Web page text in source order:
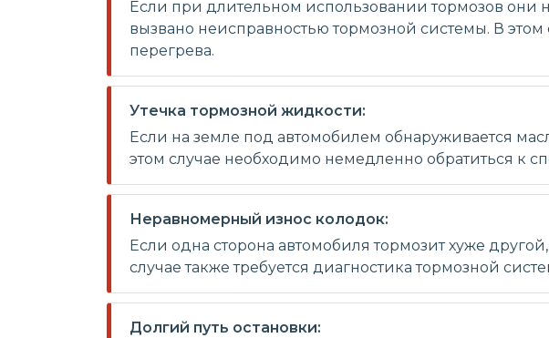
Если при длительном использовании тормозов они
вызвано неисправностью тормозной системы. В
перегрева.
Утечка тормозной жидкости:
Если на земле под автомобилем обнаруживается
этом случае необходимо немедленно обратиться к
Неравномерный износ колодок:
Если одна сторона автомобиля тормозит хуже
случае также требуется диагностика тормозной
Долгий путь остановки: